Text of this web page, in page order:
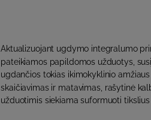
Aktualizuojant ugdymo integralumo
pateikiamos papildomos užduotys,
ugdančios tokias ikimokyklinio
skaičiavimas ir matavimas, rašytinė
užduotimis siekiama suformuoti tikslius